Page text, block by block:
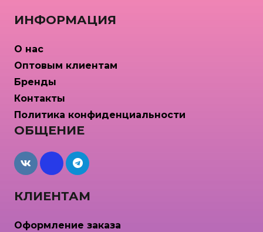
КЛИЕНТАМ
Оформление заказа
ОБЩЕНИЕ
maxcdn
ИНФОРМАЦИЯ
О нас
Оптовым клиентам
Бренды
Контакты
Политика конфиденциальности